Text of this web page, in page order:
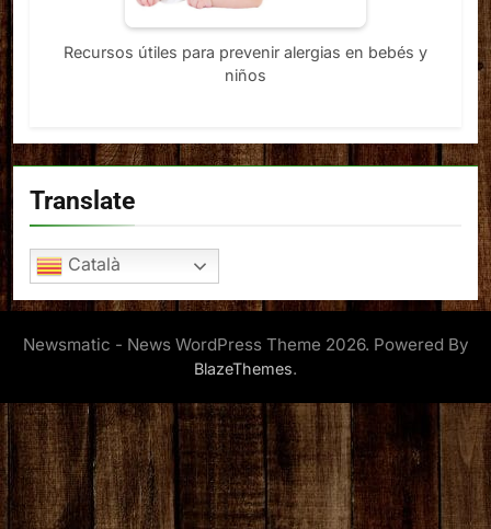
Recursos útiles para prevenir alergias en bebés y
niños
Translate
Català
Newsmatic - News WordPress Theme 2026. Powered By
BlazeThemes.